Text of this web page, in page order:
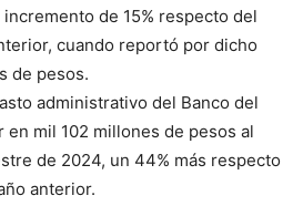
de 15% respecto del
cuando reportó por dicho
de pesos.
administrativo del Banco del
mil 102 millones de pesos al
de 2024, un 44% más respecto
anterior.